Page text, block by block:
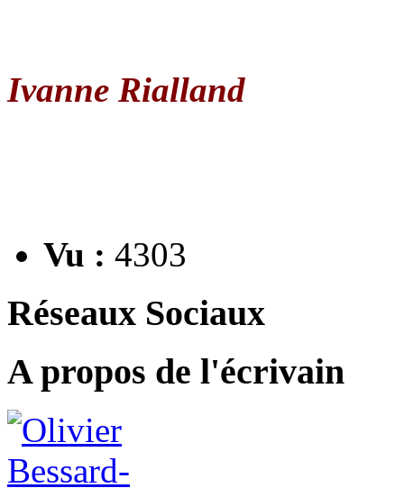
Ivanne Rialland
Vu : 4303
Réseaux Sociaux
A propos de l'écrivain